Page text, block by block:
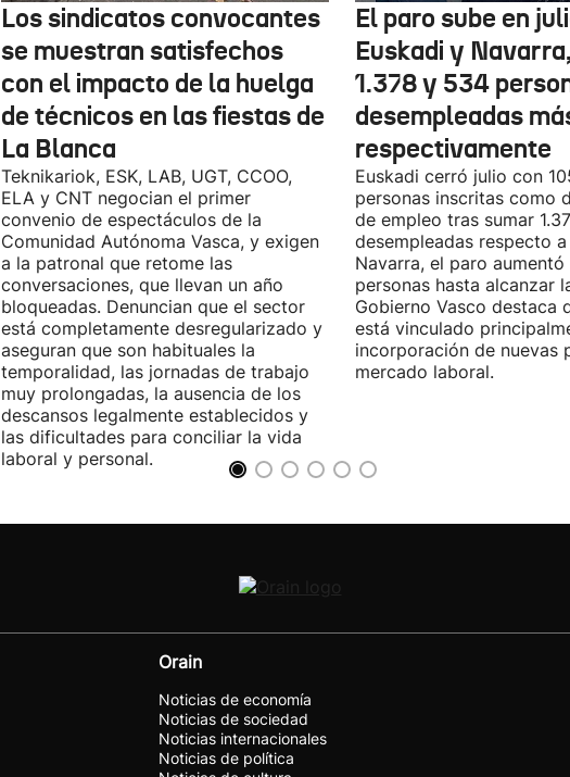
Los sindicatos convocantes
se muestran satisfechos
con el impacto de la huelga
de técnicos en las fiestas de
La Blanca
Teknikariok, ESK, LAB, UGT, CCOO,
ELA y CNT negocian el primer
convenio de espectáculos de la
Comunidad Autónoma Vasca, y exigen
a la patronal que retome las
conversaciones, que llevan un año
bloqueadas. Denuncian que el sector
está completamente desregularizado y
aseguran que son habituales la
temporalidad, las jornadas de trabajo
muy prolongadas, la ausencia de los
descansos legalmente establecidos y
las dificultades para conciliar la vida
laboral y personal.
El paro sube en
Euskadi y
1.378 y 534
desempleadas
respectivamente
Euskadi cerró julio con
personas inscritas como
de empleo tras sumar
desempleadas respecto
Navarra, el paro
personas hasta alcanzar
Gobierno Vasco destaca
está vinculado
incorporación de nuevas
mercado laboral.
Orain
Noticias de economía
Noticias de sociedad
Noticias internacionales
Noticias de política